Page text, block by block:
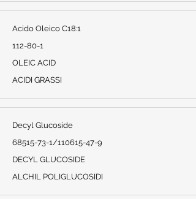
Acido Oleico C18:1
112-80-1
OLEIC ACID
ACIDI GRASSI
Decyl Glucoside
68515-73-1/110615-47-9
DECYL GLUCOSIDE
ALCHIL POLIGLUCOSIDI